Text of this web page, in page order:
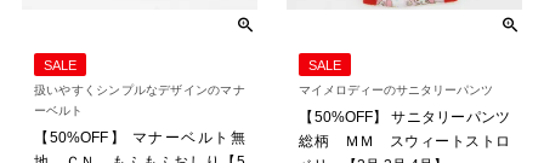
SALE
扱いやすくシンプルなデザインのマナ
ーベルト
【50%OFF】 マナーベルト無
SALE
マイメロディーのサニタリーパンツ
【50%OFF】 サニタリーパンツ
総柄 ＭＭ スウィートストロ